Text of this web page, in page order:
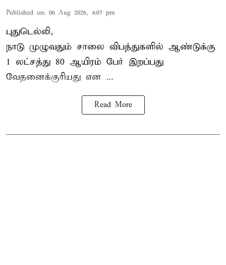
Published on: 06 Aug 2026, 4:07 pm
புதுடெல்லி,
நாடு முழுவதும் சாலை விபத்துகளில் ஆண்டுக்கு
1 லட்சத்து 80 ஆயிரம் பேர் இறப்பது
வேதனைக்குரியது என ...
Read More